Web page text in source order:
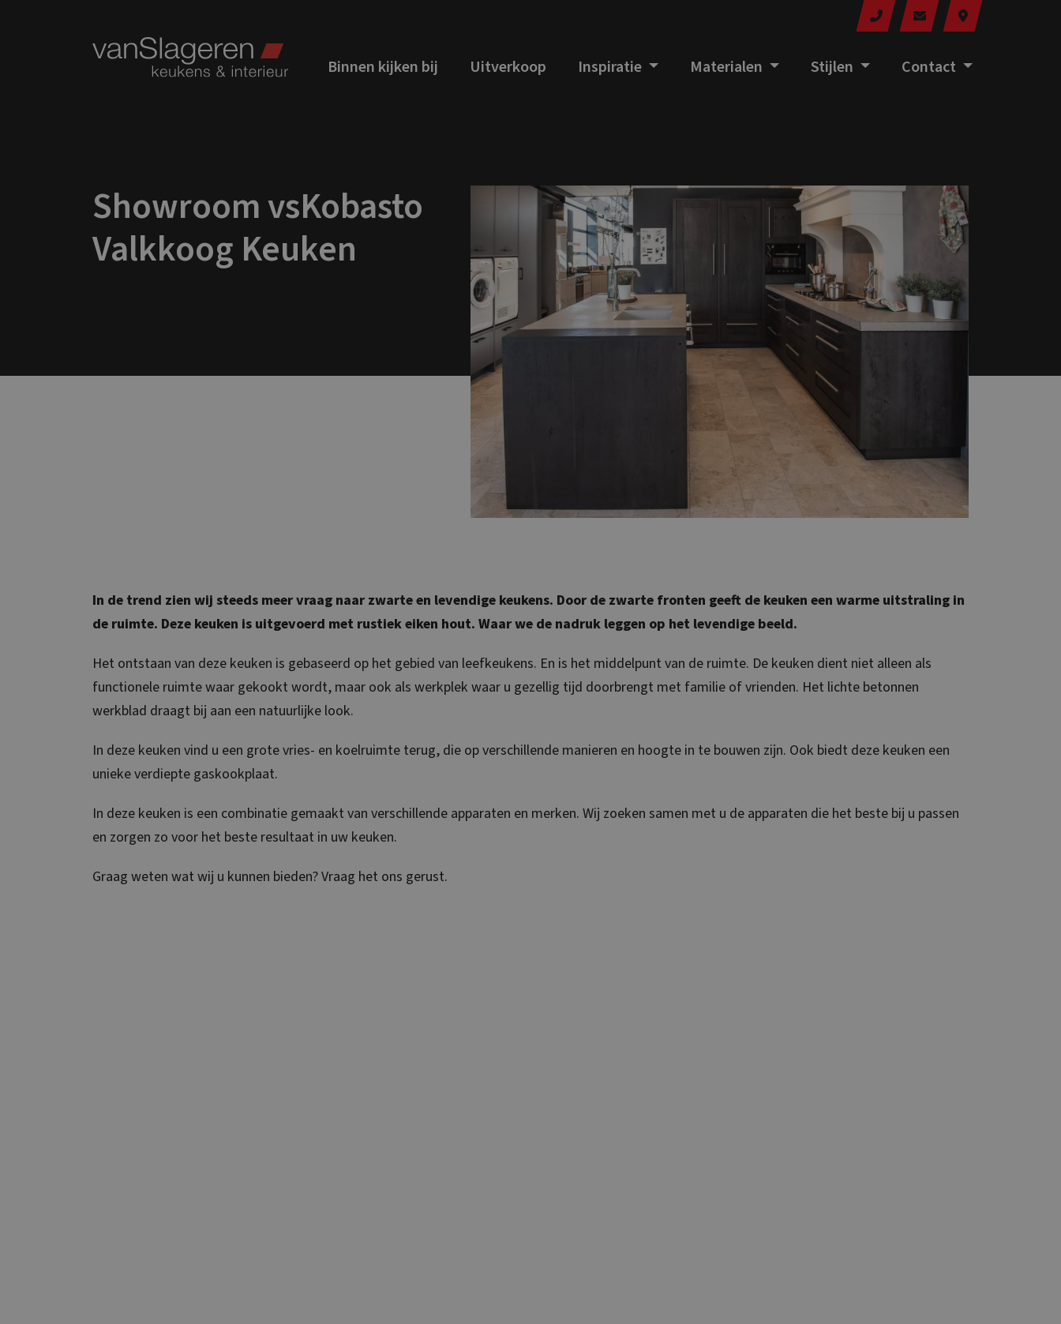
Binnen kijken bij Uitverkoop Inspiratie Materialen Stijlen Contact
Showroom vsKobasto
Valkkoog Keuken
In de trend zien wij steeds meer vraag naar zwarte en levendige keukens. Door de zwarte fronten geeft de keuken een warme uitstraling in
de ruimte. Deze keuken is uitgevoerd met rustiek eiken hout. Waar we de nadruk leggen op het levendige beeld.
Het ontstaan van deze keuken is gebaseerd op het gebied van leefkeukens. En is het middelpunt van de ruimte. De keuken dient niet alleen als
functionele ruimte waar gekookt wordt, maar ook als werkplek waar u gezellig tijd doorbrengt met familie of vrienden. Het lichte betonnen
werkblad draagt bij aan een natuurlijke look.
In deze keuken vind u een grote vries- en koelruimte terug, die op verschillende manieren en hoogte in te bouwen zijn. Ook biedt deze keuken een
unieke verdiepte gaskookplaat.
In deze keuken is een combinatie gemaakt van verschillende apparaten en merken. Wij zoeken samen met u de apparaten die het beste bij u passen
en zorgen zo voor het beste resultaat in uw keuken.
Graag weten wat wij u kunnen bieden? Vraag het ons gerust.